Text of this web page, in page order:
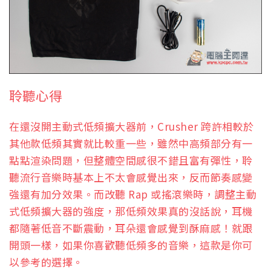
聆聽心得
在還沒開主動式低頻擴大器前，Crusher 跨許相較於
其他款低頻其實就比較重一些，雖然中高頻部分有一
點點渲染問題，但整體空間感很不錯且富有彈性，聆
聽流行音樂時基本上不太會感覺出來，反而節奏感變
強還有加分效果。而改聽 Rap 或搖滾樂時，調整主動
式低頻擴大器的強度，那低頻效果真的沒話說，耳機
都隨著低音不斷震動，耳朵還會感覺到酥麻感！就跟
開頭一樣，如果你喜歡聽低頻多的音樂，這款是你可
以參考的選擇。